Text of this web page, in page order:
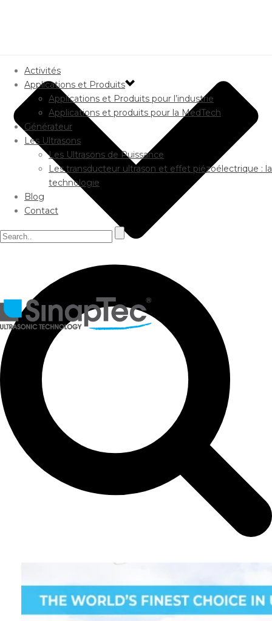
Activités
Applications et Produits
Applications et Produits pour l’industrie
Applications et produits pour la MedTech
Générateur
Les Ultrasons
Les Ultrasons de Puissance
Les transducteur ultrason et effet piézoélectrique : la
technologie
Blog
Contact